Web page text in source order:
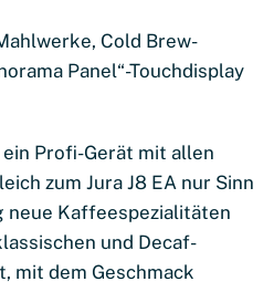
Cold Brew-
Panel“-Touchdisplay
ein Profi-Gerät mit allen
zum Jura J8 EA nur Sinn
neue Kaffeespezialitäten
und Decaf-
mit dem Geschmack